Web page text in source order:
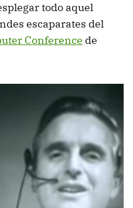
todo aquel
escaparates del
Conference de